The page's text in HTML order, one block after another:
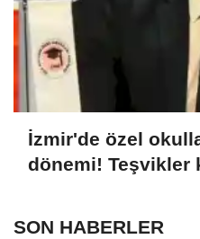
İzmir'de özel
dönemi! Teşvikler
SON HABERLER